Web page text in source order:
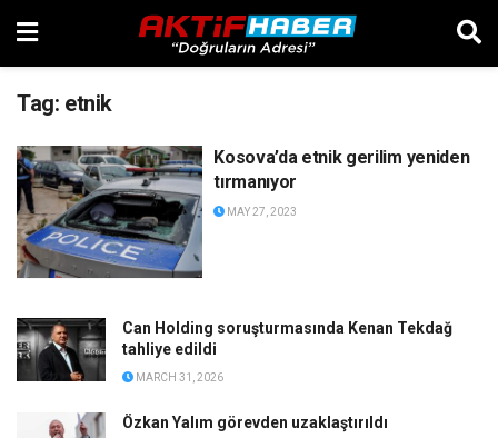
Tag: etnik
Kosova’da etnik gerilim yeniden
tırmanıyor
MAY 27, 2023
Can Holding soruşturmasında Kenan Tekdağ
tahliye edildi
MARCH 31, 2026
Özkan Yalım görevden uzaklaştırıldı